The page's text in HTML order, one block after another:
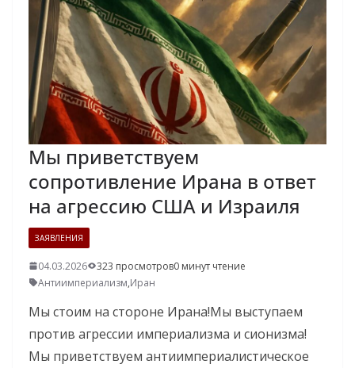
Мы приветствуем
сопротивление Ирана в ответ
на агрессию США и Израиля
ЗАЯВЛЕНИЯ
04.03.2026 323 просмотров0 минут чтение
Антиимпериализм,Иран
Мы стоим на стороне Ирана!Мы выступаем
против агрессии империализма и сионизма!
Мы приветствуем антиимпериалистическое